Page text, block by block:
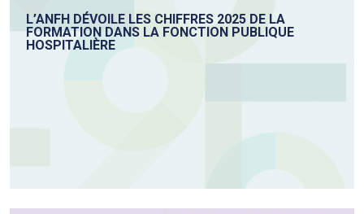
L’ANFH DÉVOILE LES CHIFFRES 2025 DE LA
FORMATION DANS LA FONCTION PUBLIQUE
HOSPITALIÈRE